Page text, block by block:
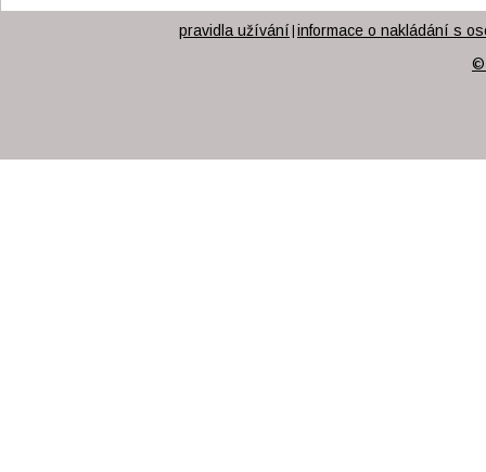
pravidla užívání informace o nakládání s
©